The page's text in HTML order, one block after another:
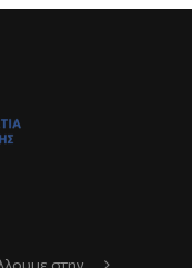
στην